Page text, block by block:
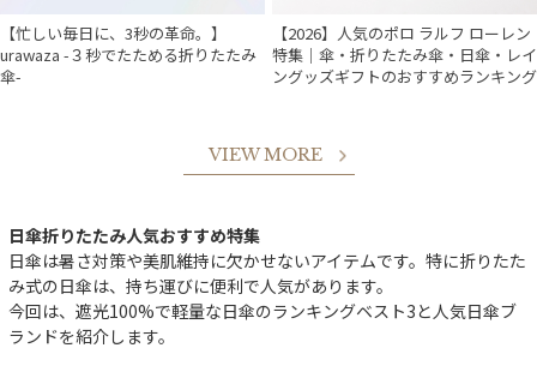
【忙しい毎日に、3秒の革命。】
urawaza -３秒でたためる折りたたみ
傘-
【2026】人気のポロ ラルフ ローレン
特集｜傘・折りたたみ傘・日傘・レイ
ングッズギフトのおすすめランキング
VIEW MORE
日傘折りたたみ人気おすすめ特集
日傘は暑さ対策や美肌維持に欠かせないアイテムです。特に折りたた
み式の日傘は、持ち運びに便利で人気があります。
今回は、遮光100%で軽量な日傘のランキングベスト3と人気日傘ブ
ランドを紹介します。